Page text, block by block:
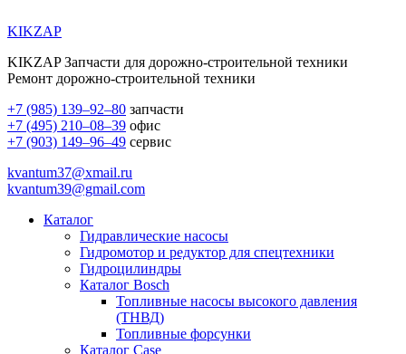
KIKZAP
KIKZAP Запчасти для дорожно-строительной техники
Ремонт дорожно-строительной техники
+7 (985) 139–92–80 запчасти
+7 (495) 210–08–39 офис
+7 (903) 149–96–49 сервис
kvantum37@xmail.ru
kvantum39@gmail.com
Каталог
Гидравлические насосы
Гидромотор и редуктор для спецтехники
Гидроцилиндры
Каталог Bosch
Топливные насосы высокого давления
(ТНВД)
Топливные форсунки
Каталог Case